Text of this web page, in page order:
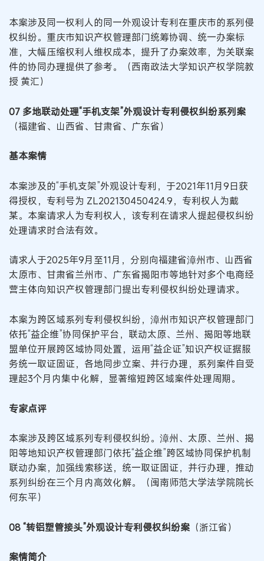
本案涉及同一权利人的同一外观设计专利在重庆市的系列侵
权纠纷。重庆市知识产权管理部门统筹协调、统一办案标
准，大幅压缩权利人维权成本，提升了办案效率，为关联案
件的协同办理提供了参考。（西南政法大学知识产权学院教
授 黄汇）
07 多地联动处理“手机支架”外观设计专利侵权纠纷系列案
（福建省、山西省、甘肃省、广东省）
基本案情
本案涉及的“手机支架”外观设计专利，于2021年11月9日获
得授权，专利号为 ZL202130450424.9，专利权人为戴
某。本案请求人为专利权人，该专利在请求人提起侵权纠纷
处理请求时合法有效。
请求人于2025年9月至11月，分别向福建省漳州市、山西省
太原市、甘肃省兰州市、广东省揭阳市等地针对多个电商经
营主体向知识产权管理部门提出专利侵权纠纷处理请求。
本案为跨区域系列专利侵权纠纷，漳州市知识产权管理部门
依托“益企维”协同保护平台，联动太原、兰州、揭阳等地联
盟单位开展跨区域协同处置，运用“益企证”知识产权证据服
务统一取证固证，各地同步立案、并行办理，系列案件自受
理起3个月内集中化解，显著缩短跨区域案件处理周期。
专家点评
本案涉及跨区域系列专利侵权纠纷。漳州、太原、兰州、揭
阳等地知识产权管理部门依托“益企维”跨区域协同保护机制
联动办案，加强线索移送，统一取证固证，并行办理，推动
系列纠纷在三个月内高效化解。（闽南师范大学法学院院长
何东平）
08 “转铝塑管接头”外观设计专利侵权纠纷案 （浙江省）
案情简介